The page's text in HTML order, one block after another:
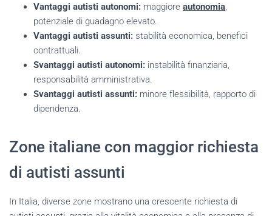
Vantaggi autisti autonomi: maggiore autonomia,
potenziale di guadagno elevato.
Vantaggi autisti assunti: stabilità economica, benefici
contrattuali.
Svantaggi autisti autonomi: instabilità finanziaria,
responsabilità amministrativa.
Svantaggi autisti assunti: minore flessibilità, rapporto di
dipendenza.
Zone italiane con maggior richiesta
di autisti assunti
In Italia, diverse zone mostrano una crescente richiesta di